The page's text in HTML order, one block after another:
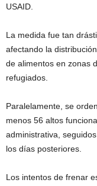
USAID.
La medida fue tan
afectando la
de alimentos en zonas
refugiados.
Paralelamente, se
menos 56 altos
administrativa,
los días posteriores.
Los intentos de frenar